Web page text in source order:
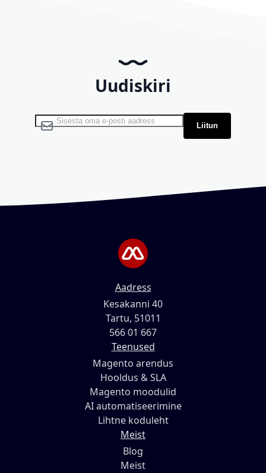
Uudiskiri
Liitu uudiskirjaga: Liitun
Aadress
Kesakanni 40
Tartu, 51011
566 01 667
Teenused
Magento arendus
Hooldus & SLA
Magento moodulid
AI automatiseerimine
Lihtne koduleht
Meist
Blog
Meist